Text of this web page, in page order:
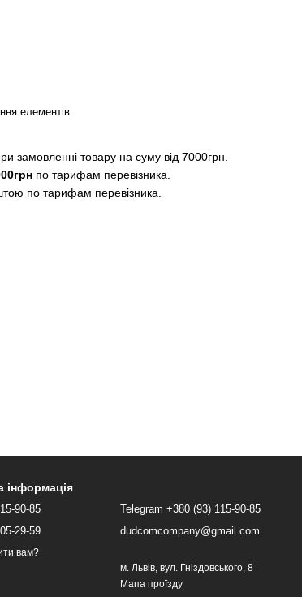
елементів
замовленні товару на суму від 7000грн.
по тарифам перевізника.
по тарифам перевізника.
інформація
90-85
29-59
вам?
Telegram +380 (93) 115-90-85
dudcomcompany@gmail.com
м. Львів, вул. Гніздовського, 8
Мапа проїзду